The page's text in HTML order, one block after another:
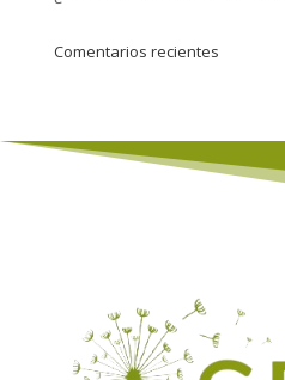
Comentarios recientes